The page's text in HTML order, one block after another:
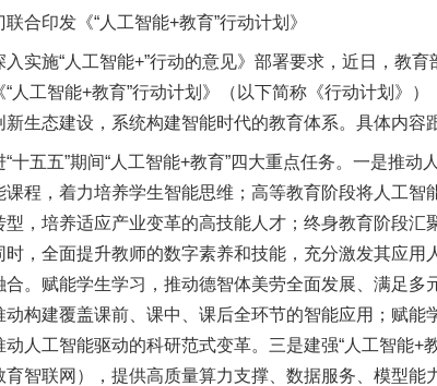
印发《“人工智能+教育”行动计划》
施“人工智能+”行动的意见》部署要求，近日，教育
人工智能+教育”行动计划》（以下简称《行动计划》
新生态建设，系统构建智能时代的教育体系。具体内
五五”期间“人工智能+教育”四大重点任务。一是推动
程，着力培养学生智能思维；高等教育阶段将人工智
，培养适应产业变革的高技能人才；终身教育阶段
，全面提升教师的数字素养和技能，充分激发其应用
。赋能学生学习，推动德智体美劳全面发展、满足多
构建覆盖课前、课中、课后全环节的智能应用；赋
人工智能驱动的科研范式变革。三是建强“人工智能+
智联网），提供高质量算力支撑、数据服务、模型能